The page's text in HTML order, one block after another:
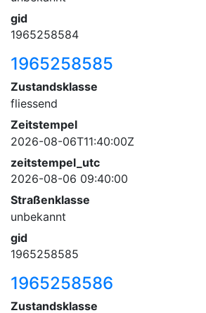
gid
1965258584
1965258585
Zustandsklasse
fliessend
Zeitstempel
2026-08-06T11:40:00Z
zeitstempel_utc
2026-08-06 09:40:00
Straßenklasse
unbekannt
gid
1965258585
1965258586
Zustandsklasse